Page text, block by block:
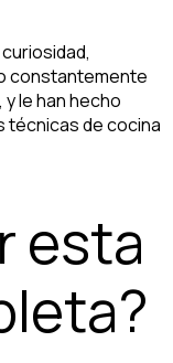
constantemente
le han hecho
técnicas de cocina
esta